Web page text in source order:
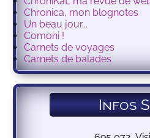
Chronica, mon blognotes
Un beau jour...
Comoni !
Carnets de voyages
Carnets de balades
Infos